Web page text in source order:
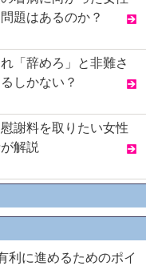
題はあるのか？
「辞めろ」と非難さ
しかない？
謝料を取りたい女性
解説
利に進めるためのポイ